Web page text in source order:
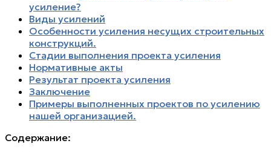
усиление?
Виды усилений
Особенности усиления несущих строительных
конструкций.
Стадии выполнения проекта усиления
Нормативные акты
Результат проекта усиления
Заключение
Примеры выполненных проектов по усилению
нашей организацией.
Содержание: